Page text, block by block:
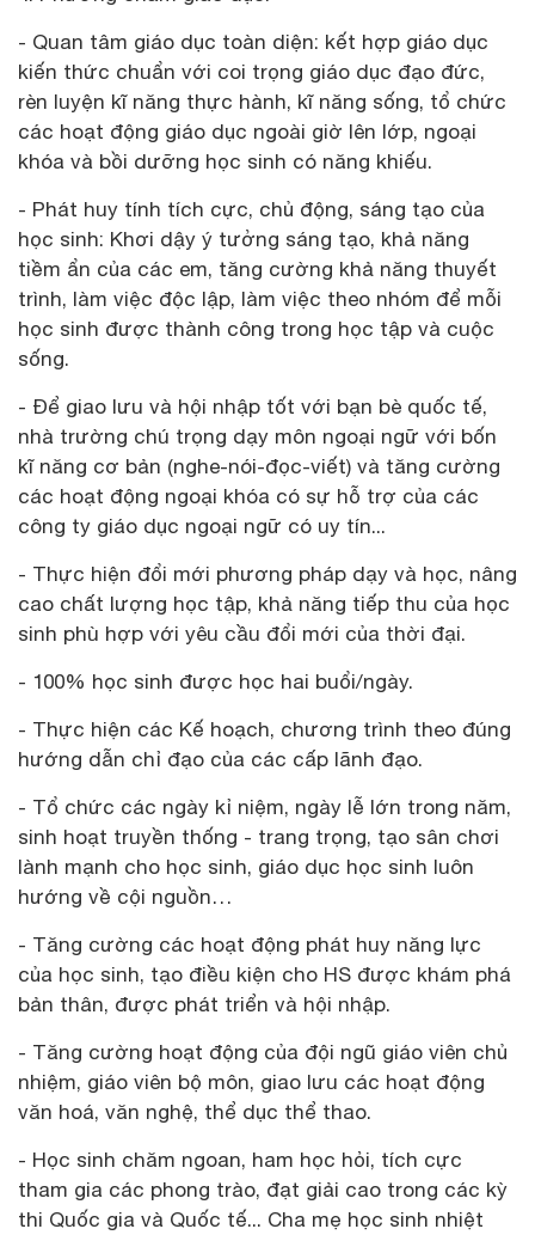
- Quan tâm giáo dục toàn diện: kết hợp giáo dục
kiến thức chuẩn với coi trọng giáo dục đạo đức,
rèn luyện kĩ năng thực hành, kĩ năng sống, tổ chức
các hoạt động giáo dục ngoài giờ lên lớp, ngoại
khóa và bồi dưỡng học sinh có năng khiếu.
- Phát huy tính tích cực, chủ động, sáng tạo của
học sinh: Khơi dậy ý tưởng sáng tạo, khả năng
tiềm ẩn của các em, tăng cường khả năng thuyết
trình, làm việc độc lập, làm việc theo nhóm để mỗi
học sinh được thành công trong học tập và cuộc
sống.
- Để giao lưu và hội nhập tốt với bạn bè quốc tế,
nhà trường chú trọng dạy môn ngoại ngữ với bốn
kĩ năng cơ bản (nghe-nói-đọc-viết) và tăng cường
các hoạt động ngoại khóa có sự hỗ trợ của các
công ty giáo dục ngoại ngữ có uy tín...
- Thực hiện đổi mới phương pháp dạy và học, nâng
cao chất lượng học tập, khả năng tiếp thu của học
sinh phù hợp với yêu cầu đổi mới của thời đại.
- 100% học sinh được học hai buổi/ngày.
- Thực hiện các Kế hoạch, chương trình theo đúng
hướng dẫn chỉ đạo của các cấp lãnh đạo.
- Tổ chức các ngày kỉ niệm, ngày lễ lớn trong năm,
sinh hoạt truyền thống - trang trọng, tạo sân chơi
lành mạnh cho học sinh, giáo dục học sinh luôn
hướng về cội nguồn…
- Tăng cường các hoạt động phát huy năng lực
của học sinh, tạo điều kiện cho HS được khám phá
bản thân, được phát triển và hội nhập.
- Tăng cường hoạt động của đội ngũ giáo viên chủ
nhiệm, giáo viên bộ môn, giao lưu các hoạt động
văn hoá, văn nghệ, thể dục thể thao.
- Học sinh chăm ngoan, ham học hỏi, tích cực
tham gia các phong trào, đạt giải cao trong các kỳ
thi Quốc gia và Quốc tế... Cha mẹ học sinh nhiệt